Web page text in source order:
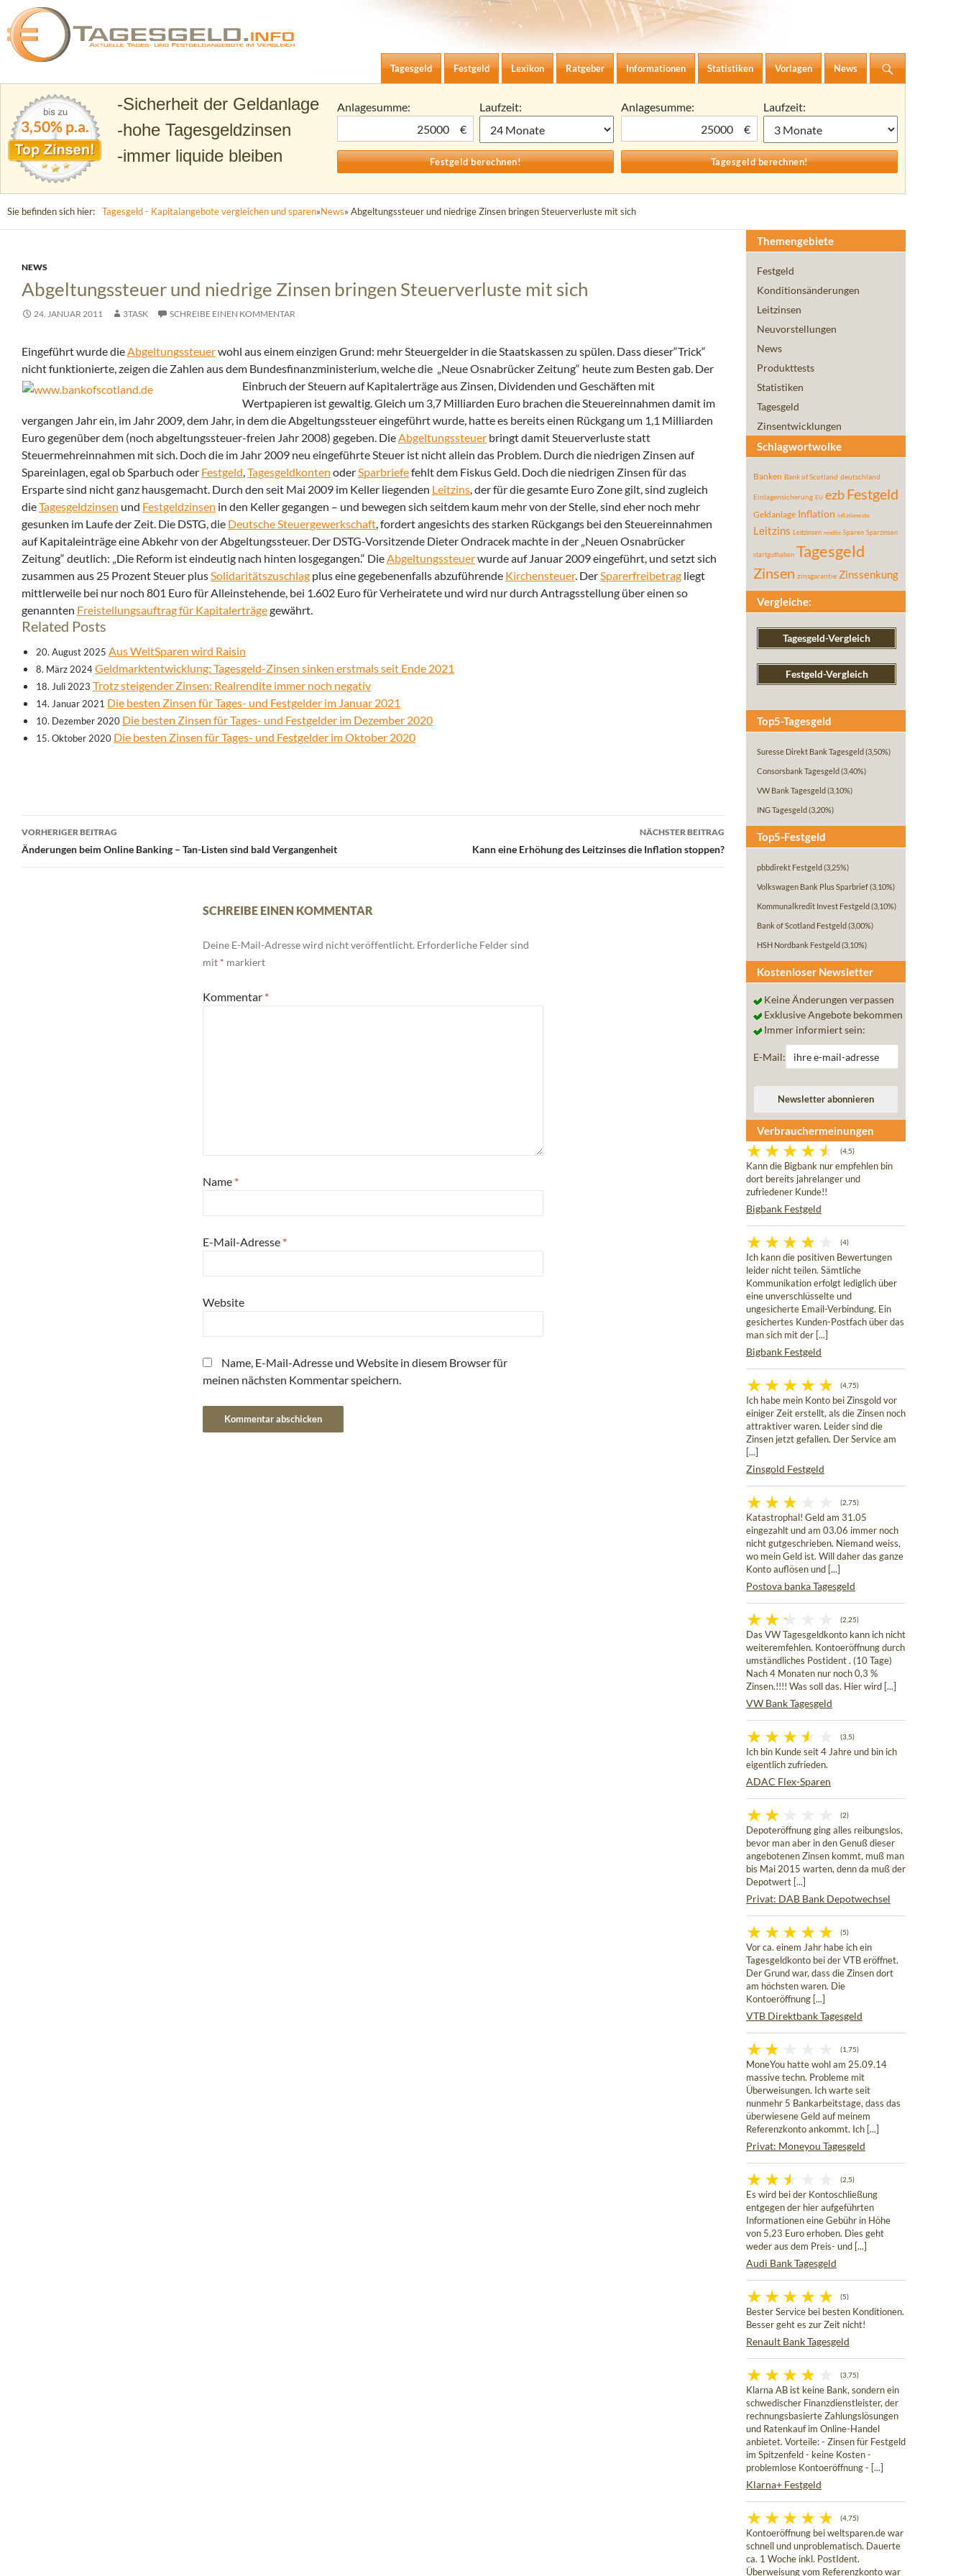
Tagesgeld.info – Tagesgeldkonten vergleichen und Tagesgeld-Zinsen berechnen
Zum Inhalt springen
Tagesgeld
Festgeld Lexikon Ratgeber Informationen Statistiken Vorlagen News
3,50% p.a.
Sicherheit der Geldanlage
hohe Tagesgeldzinsen
immer liquide bleiben
Anlagesumme:
€
Laufzeit:
Anlagesumme:
€
Laufzeit:
Sie befinden sich hier: Tagesgeld - Kapitalangebote vergleichen und sparen»News» Abgeltungssteuer und niedrige Zinsen bringen Steuerverluste mit sich
NEWS
Abgeltungssteuer und niedrige Zinsen bringen Steuerverluste mit sich
24. JANUAR 2011 3TASK SCHREIBE EINEN KOMMENTAR
Eingeführt wurde dieAbgeltungssteuerwohl aus einem einzigen Grund: mehr Steuergelder in die Staatskassen zu spülen. Dass dieser“Trick“
nicht funktionierte, zeigen die Zahlen aus dem Bundesfinanzministerium, welche die „Neue Osnabrücker Zeitung“ heute zum Besten gab. Der
Einbruch der Steuern auf Kapitalerträge aus Zinsen, Dividenden und Geschäften mit
Wertpapieren ist gewaltig. Gleich um 3,7 Milliarden Euro brachen die Steuereinnahmen damit im
vergangen Jahr ein, im Jahr 2009, dem Jahr, in dem die Abgeltungssteuer eingeführt wurde, hatte es bereits einen Rückgang um 1,1 Milliarden
Euro gegenüber dem (noch abgeltungssteuer-freien Jahr 2008) gegeben. DieAbgeltungssteuer bringt damit Steuerverluste statt
Steuermehreinnahmen mit sich. Doch die im Jahr 2009 neu eingeführte Steuer ist nicht allein das Problem. Durch die niedrigen Zinsen auf
Spareinlagen, egal ob Sparbuch oder Festgeld,Tagesgeldkonten oderSparbriefefehlt dem Fiskus Geld. Doch die niedrigen Zinsen für das
Ersparte sind nicht ganz hausgemacht. Durch den seit Mai 2009 im Keller liegenden Leitzins, der für die gesamte Euro Zone gilt, sind zugleich
dieTagesgeldzinsen und Festgeldzinsen in den Keller gegangen – und bewegen sich seitdem kaum mehr von der Stelle, sind eher noch mehr
gesunken im Laufe der Zeit. Die DSTG, die Deutsche Steuergewerkschaft, fordert angesichts des starken Rückgangs bei den Steuereinnahmen
auf Kapitaleinträge eine Abkehr von der Abgeltungssteuer. Der DSTG-Vorsitzende Dieter Ondracek machte in der „Neuen Osnabrücker
Zeitung“ deutlich: „Die Reform ist eindeutig nach hinten losgegangen.“ DieAbgeltungssteuerwurde auf Januar 2009 eingeführt, und setzt sich
zusammen aus 25 Prozent Steuer plusSolidaritätszuschlag plus eine gegebenenfalls abzuführende Kirchensteuer. DerSparerfreibetrag liegt
mittlerweile bei nur noch 801 Euro für Alleinstehende, bei 1.602 Euro für Verheiratete und wird nur durch Antragsstellung über einen so
genannten Freistellungsauftrag für Kapitalerträgegewährt.
Related Posts
20. August 2025 Aus WeltSparen wird Raisin
8. März 2024Geldmarktentwicklung: Tagesgeld-Zinsen sinken erstmals seit Ende 2021
18. Juli 2023 Trotz steigender Zinsen: Realrendite immer noch negativ
14. Januar 2021 Die besten Zinsen für Tages- und Festgelder im Januar 2021
10. Dezember 2020 Die besten Zinsen für Tages- und Festgelder im Dezember 2020
15. Oktober 2020 Die besten Zinsen für Tages- und Festgelder im Oktober 2020
Beitrags-
Navigation
VORHERIGER BEITRAG
Änderungen beim Online Banking – Tan-Listen sind bald Vergangenheit
NÄCHSTER BEITRAG
Kann eine Erhöhung des Leitzinses die Inflation stoppen?
SCHREIBE EINEN KOMMENTAR
Deine E-Mail-Adresse wird nicht veröffentlicht. Erforderliche Felder sind
mit * markiert
Kommentar *
Name *
E-Mail-Adresse *
Website
Name, E-Mail-Adresse und Website in diesem Browser für
meinen nächsten Kommentar speichern.
Themengebiete
Festgeld
Konditionsänderungen
Leitzinsen
Neuvorstellungen
News
Produkttests
Statistiken
Tagesgeld
Zinsentwicklungen
Schlagwortwolke
Banken Bank of Scotland deutschland
Einlagensicherung EU ezbFestgeld
Geldanlage Inflation inflationsrate
Leitzins Leitzinsen rendite Sparen Sparzinsen
startguthaben Tagesgeld
Zinsen zinsgarantie Zinssenkung
Vergleiche:
Tagesgeld-Vergleich
Festgeld-Vergleich
Top5-Tagesgeld
Suresse Direkt Bank Tagesgeld (3,50%)
Consorsbank Tagesgeld (3,40%)
VW Bank Tagesgeld (3,10%)
ING Tagesgeld (3,20%)
Top5-Festgeld
pbbdirekt Festgeld (3,25%)
Volkswagen Bank Plus Sparbrief(3,10%)
Kommunalkredit Invest Festgeld (3,10%)
Bank of Scotland Festgeld (3,00%)
HSH Nordbank Festgeld (3,10%)
Kostenloser Newsletter
Keine Änderungen verpassen
Exklusive Angebote bekommen
Immer informiert sein:
E-Mail:
Verbrauchermeinungen
(4,5)
Kann die Bigbank nur empfehlen bin
dort bereits jahrelanger und
zufriedener Kunde!!
Bigbank Festgeld
(4)
Ich kann die positiven Bewertungen
leider nicht teilen. Sämtliche
Kommunikation erfolgt lediglich über
eine unverschlüsselte und
ungesicherte Email-Verbindung. Ein
gesichertes Kunden-Postfach über das
man sich mit der [...]
Bigbank Festgeld
(4,75)
Ich habe mein Konto bei Zinsgold vor
einiger Zeit erstellt, als die Zinsen noch
attraktiver waren. Leider sind die
Zinsen jetzt gefallen. Der Service am
[...]
Zinsgold Festgeld
(2,75)
Katastrophal! Geld am 31.05
eingezahlt und am 03.06 immer noch
nicht gutgeschrieben. Niemand weiss,
wo mein Geld ist. Will daher das ganze
Konto auflösen und [...]
Postova banka Tagesgeld
(2,25)
Das VW Tagesgeldkonto kann ich nicht
weiteremfehlen. Kontoeröffnung durch
umständliches Postident . (10 Tage)
Nach 4 Monaten nur noch 0,3 %
Zinsen.!!!! Was soll das. Hier wird [...]
VW Bank Tagesgeld
(3,5)
Ich bin Kunde seit 4 Jahre und bin ich
eigentlich zufrieden.
ADAC Flex-Sparen
(2)
Depoteröffnung ging alles reibungslos,
bevor man aber in den Genuß dieser
angebotenen Zinsen kommt, muß man
bis Mai 2015 warten, denn da muß der
Depotwert [...]
Privat: DAB Bank Depotwechsel
(5)
Vor ca. einem Jahr habe ich ein
Tagesgeldkonto bei der VTB eröffnet.
Der Grund war, dass die Zinsen dort
am höchsten waren. Die
Kontoeröffnung [...]
VTB Direktbank Tagesgeld
(1,75)
MoneYou hatte wohl am 25.09.14
massive techn. Probleme mit
Überweisungen. Ich warte seit
nunmehr 5 Bankarbeitstage, dass das
überwiesene Geld auf meinem
Referenzkonto ankommt. Ich [...]
Privat: Moneyou Tagesgeld
(2,5)
Es wird bei der Kontoschließung
entgegen der hier aufgeführten
Informationen eine Gebühr in Höhe
von 5,23 Euro erhoben. Dies geht
weder aus dem Preis- und [...]
Audi Bank Tagesgeld
(5)
Bester Service bei besten Konditionen.
Besser geht es zur Zeit nicht!
Renault Bank Tagesgeld
(3,75)
Klarna AB ist keine Bank, sondern ein
schwedischer Finanzdienstleister, der
rechnungsbasierte Zahlungslösungen
und Ratenkauf im Online-Handel
anbietet. Vorteile: - Zinsen für Festgeld
im Spitzenfeld - keine Kosten -
problemlose Kontoeröffnung - [...]
Klarna+ Festgeld
(4,75)
Kontoeröffnung bei weltsparen.de war
schnell und unproblematisch. Dauerte
ca. 1 Woche inkl. PostIdent.
Überweisung vom Referenzkonto war